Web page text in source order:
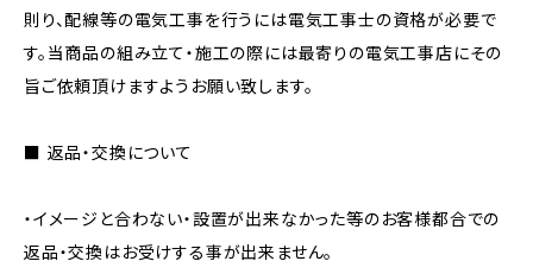
則り、配線等の電気工事を行うには電気工事士の資格が必要で
す。当商品の組み立て・施工の際には最寄りの電気工事店にその
旨ご依頼頂けますようお願い致します。
■ 返品・交換について
・イメージと合わない・設置が出来なかった等のお客様都合での
返品・交換はお受けする事が出来ません。